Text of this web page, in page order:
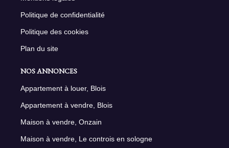
Politique de confidentialité
Politique des cookies
Plan du site
NOS ANNONCES
Appartement à louer, Blois
Appartement à vendre, Blois
Maison à vendre, Onzain
Maison à vendre, Le controis en sologne